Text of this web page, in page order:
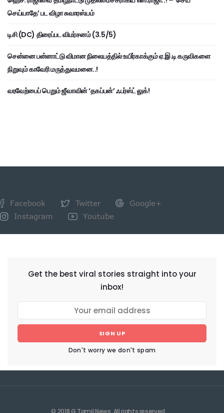
செய்யாதே’ பட விழா சுவாரஸ்யம்
டிசி (DC) திரைப்பட விமர்சனம் (3.5/5)
சென்னை பன்னாட்டு விமான நிலையத்தில் உயிர்காக்கும் ஏ.இ.டி கருவிகளை
நிறுவும் காவேரி மருத்துவமனை..!
வரவேற்பைப் பெறும் ஜீவாவின் ‘தகப்பன்’ ஃபர்ஸ்ட் லுக்!
Facebook Twitter
Google+
Instagram
Youtube
Get the best viral stories straight into your
inbox!
SIGN UP
Don't worry we don't spam